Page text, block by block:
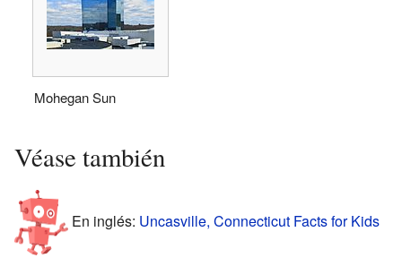
Mohegan Sun
Véase también
En inglés: Uncasville, Connecticut Facts for Kids